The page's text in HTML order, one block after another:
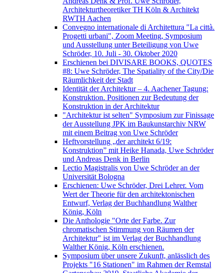
Architekturtheoretiker TH Köln & Architekt
RWTH Aachen
Convegno internationale di Architettura "La città.
Progetti urbani", Zoom Meeting, Symposium
und Ausstellung unter Beteiligung von Uwe
Schröder, 10. Juli - 30. Oktober 2020
Erschienen bei DIVISARE BOOKS, QUOTES
#8: Uwe Schröder, The Spatiality of the City/Die
Räumlichkeit der Stadt
Identität der Architektur – 4. Aachener Tagung:
Konstruktion. Positionen zur Bedeutung der
Konstruktion in der Architektur
"Architektur ist selten" Symposium zur Finissage
der Ausstellung JPK im Baukunstarchiv NRW
mit einem Beitrag von Uwe Schröder
Heftvorstellung „der architekt 6/19:
Konstruktion” mit Heike Hanada, Uwe Schröder
und Andreas Denk in Berlin
Lectio Magistralis von Uwe Schröder an der
Universität Bologna
Erschienen: Uwe Schröder, Drei Lehrer. Vom
Wert der Theorie für den architektonischen
Entwurf, Verlag der Buchhandlung Walther
König, Köln
Die Anthologie "Orte der Farbe. Zur
chromatischen Stimmung von Räumen der
Architektur" ist im Verlag der Buchhandlung
Walther König, Köln erschienen.
Symposium über unsere Zukunft, anlässlich des
Projekts "16 Stationen" im Rahmen der Remstal